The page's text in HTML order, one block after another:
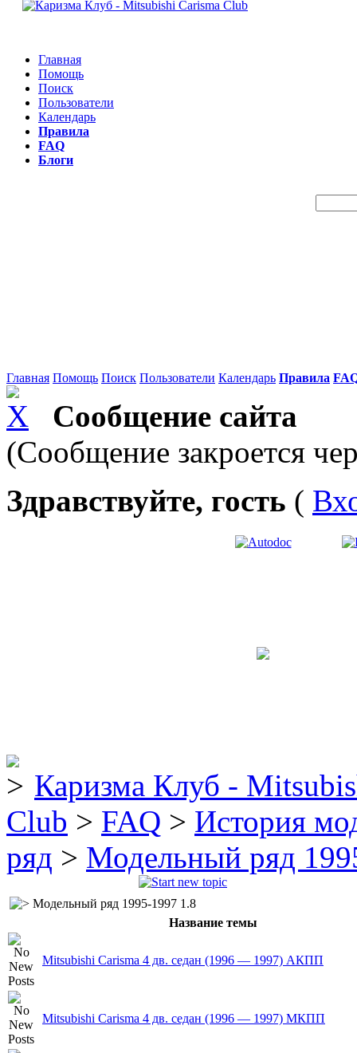
Главная
Помощь
Поиск
Пользователи
Календарь
Правила
FAQ
Блоги
Главная Помощь Поиск Пользователи Календарь Правила
Сообщение сайта
(Сообщение закроется
Здравствуйте, гость (
Каризма Клуб -
Club > FAQ > История
ряд > Модельный ряд
Модельный ряд 1995-1997 1.8
Название темы
Mitsubishi Carisma 4 дв. седан (1996 — 1997) AКПП
Mitsubishi Carisma 4 дв. седан (1996 — 1997) MКПП